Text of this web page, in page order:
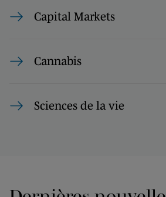
Capital Markets
Cannabis
Sciences de la vie